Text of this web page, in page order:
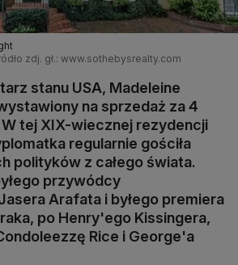
zdj. gł.: www.sothebysrealty.com
stanu USA, Madeleine
na sprzedaż za 4
tej XIX-wiecznej rezydencji
regularnie gościła
polityków z całego świata.
przywódcy
Arafata i byłego premiera
po Henry'ego Kissingera,
Rice i George'a